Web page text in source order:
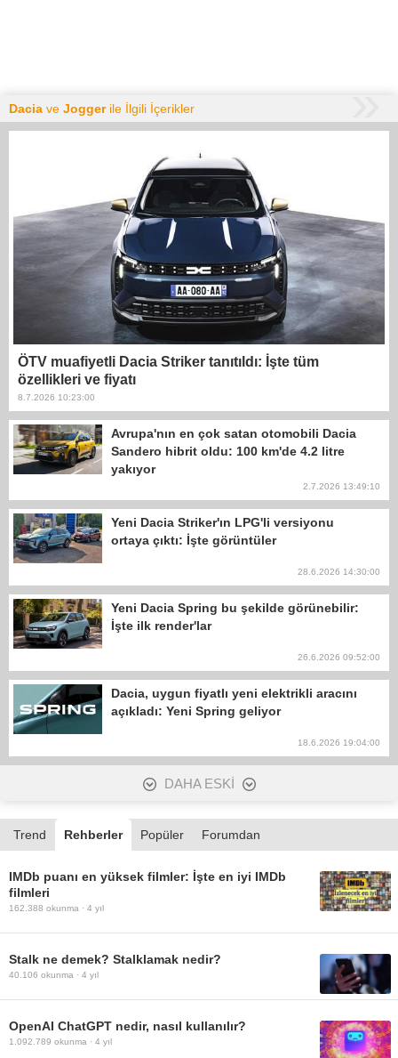
Dacia ve Joggerile İlgili İçerikler
ÖTV muafiyetli Dacia Striker tanıtıldı: İşte tüm
özellikleri ve fiyatı
8.7.2026 10:23:00
Avrupa'nın en çok satan otomobili Dacia
Sandero hibrit oldu: 100 km'de 4.2 litre
yakıyor
2.7.2026 13:49:10
Yeni Dacia Striker'ın LPG'li versiyonu
ortaya çıktı: İşte görüntüler
28.6.2026 14:30:00
Yeni Dacia Spring bu şekilde görünebilir:
İşte ilk render'lar
26.6.2026 09:52:00
Dacia, uygun fiyatlı yeni elektrikli aracını
açıkladı: Yeni Spring geliyor
18.6.2026 19:04:00
DAHA ESKİ
Trend Rehberler Popüler Forumdan
IMDb puanı en yüksek filmler: İşte en iyi IMDb
filmleri
162.388 okunma · 4 yıl
Stalk ne demek? Stalklamak nedir?
40.106 okunma · 4 yıl
OpenAI ChatGPT nedir, nasıl kullanılır?
1.092.789 okunma · 4 yıl